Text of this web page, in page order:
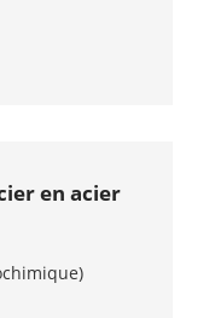
en acier